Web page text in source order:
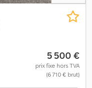
5 500 €
prix fixe hors TVA
(6 710 € brut)